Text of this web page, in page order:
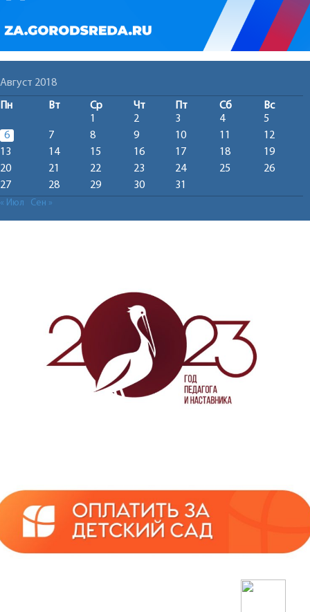
Август 2018
Пн Вт Ср Чт Пт Сб
Вс
1
2 3 4
5
6
7 8 9 10 11
12
13
14 15 16 17 18
19
20
21 22 23 24 25
26
27
28 29 30 31
« Июл Сен »